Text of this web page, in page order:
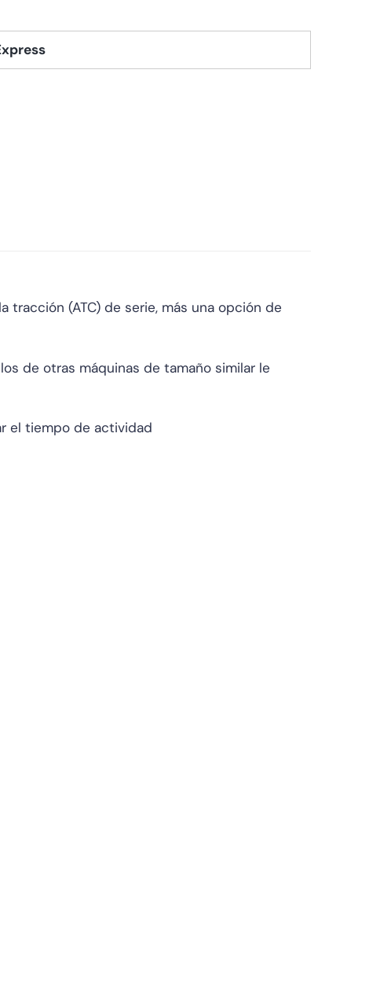
(ATC) de serie, más una opción de
de otras máquinas de tamaño similar le
el tiempo de actividad